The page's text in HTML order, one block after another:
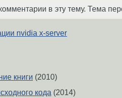
в эту тему. Тема
nvidia x-server
книги (2010)
кода (2014)